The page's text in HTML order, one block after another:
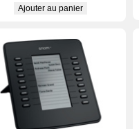
Ajouter au panier